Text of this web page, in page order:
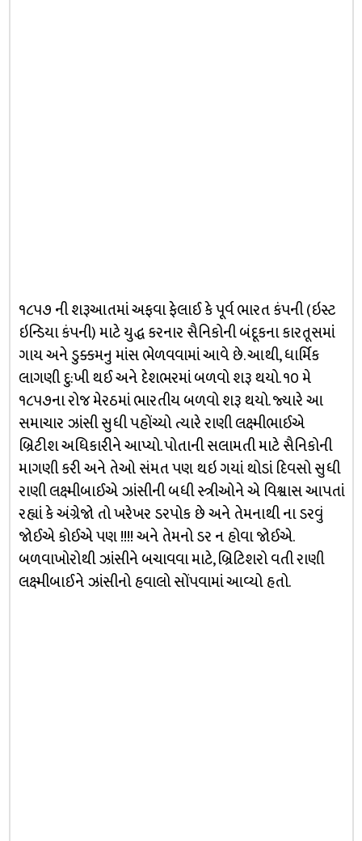
૧૮૫૭ ની શરૂઆતમાં અફવા ફેલાઈ કે પૂર્વ ભારત કંપની (ઇસ્ટ
ઇન્ડિયા કંપની) માટે યુદ્ધ કરનાર સૈનિકોની બંદૂકના કારતૂસમાં
ગાય અને ડુક્કમનુ માંસ ભેળવવામાં આવે છે. આથી, ધાર્મિક
લાગણી દુ:ખી થઈ અને દેશભરમાં બળવો શરૂ થયો. ૧૦ મે
૧૮૫૭ના રોજ મેરઠમાં ભારતીય બળવો શરૂ થયો. જ્યારે આ
સમાચાર ઝાંસી સુધી પહોંચ્યો ત્યારે રાણી લક્ષ્મીભાઈએ
બ્રિટીશ અધિકારીને આપ્યો. પોતાની સલામતી માટે સૈનિકોની
માગણી કરી અને તેઓ સંમત પણ થઇ ગયાં થોડાં દિવસો સુધી
રાણી લક્ષ્મીબાઈએ ઝાંસીની બધી સ્ત્રીઓને એ વિશ્વાસ આપતાં
રહ્યાં કે અંગ્રેજો તો ખરેખર ડરપોક છે અને તેમનાથી ના ડરવું
જોઈએ કોઈએ પણ !!!! અને તેમનો ડર ન હોવા જોઈએ.
બળવાખોરોથી ઝાંસીને બચાવવા માટે, બ્રિટિશરો વતી રાણી
લક્ષ્મીબાઈને ઝાંસીનો હવાલો સોંપવામાં આવ્યો હતો.